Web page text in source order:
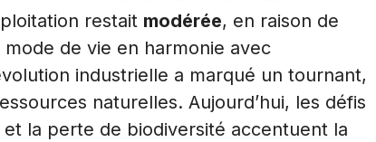
restait modérée, en raison de
de vie en harmonie avec
industrielle a marqué un tournant,
naturelles. Aujourd’hui, les défis
la perte de biodiversité accentuent la